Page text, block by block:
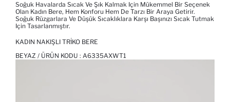
Soğuk Havalarda Sıcak Ve Şık Kalmak Için Mükemmel Bir Seçenek
Olan Kadın Bere, Hem Konforu Hem De Tarzı Bir Araya Getirir.
Soğuk Rüzgarlara Ve Düşük Sıcaklıklara Karşı Başınızı Sıcak Tutmak
Için Tasarlanmıştır.
KADIN NAKIŞLI TRIKO BERE
BEYAZ / ÜRÜN KODU : A6335AXWT1